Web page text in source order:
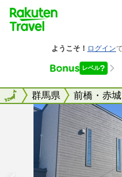
全国群馬県 前橋・赤城
全国